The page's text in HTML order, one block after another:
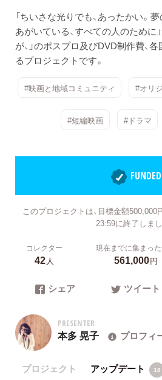
「ちいさな光りでも、あったかい。
あがいている、すべての人のために
が、」のポスプロ及びDVD制作費、
るプロジェクトです。
#映画と地域コミュニティ #オリ
#短編映画 #ドラマ
FUNDED
このプロジェクトは、目標金額500,000
23:59に終了しまし
コレクター
42人
現在までに集まっ
561,000円
シェア ツイート
PRESENTER
本多 晃子 プロフィ
プロジェクト アップデート 18